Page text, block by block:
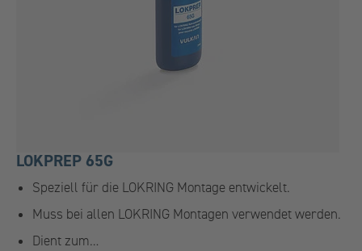
LOKPREP 65G
Speziell für die LOKRING Montage entwickelt.
Muss bei allen LOKRING Montagen verwendet werden.
Dient zum…